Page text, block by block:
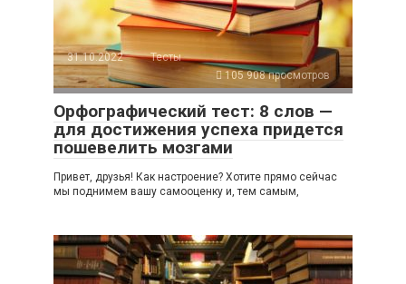
31.10.2022
Тесты
105 908 просмотров
Орфографический тест: 8 слов —
для достижения успеха придется
пошевелить мозгами
Привет, друзья! Как настроение? Хотите прямо сейчас
мы поднимем вашу самооценку и, тем самым,